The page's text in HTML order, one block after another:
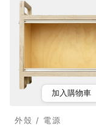
加入購物車
外殼 / 電源